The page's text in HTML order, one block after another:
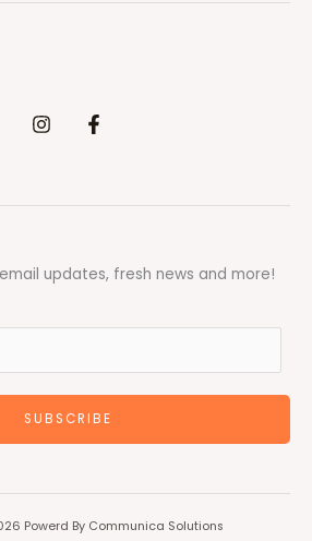
updates, fresh news and more!
SUBSCRIBE
Powerd By Communica Solutions